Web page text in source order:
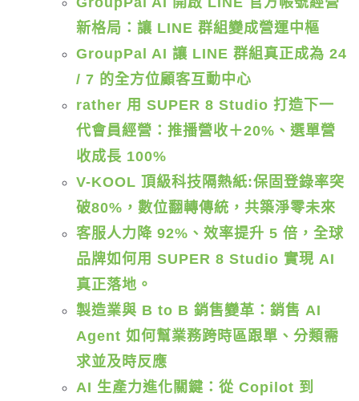
新格局：讓 LINE 群組變成營運中樞
GroupPal AI 讓 LINE 群組真正成為 24
/ 7 的全方位顧客互動中心
rather 用 SUPER 8 Studio 打造下一
代會員經營：推播營收＋20%、選單營
收成長 100%
V-KOOL 頂級科技隔熱紙:保固登錄率突
破80%，數位翻轉傳統，共築淨零未來
客服人力降 92%、效率提升 5 倍，全球
品牌如何用 SUPER 8 Studio 實現 AI
真正落地。
製造業與 B to B 銷售變革：銷售 AI
Agent 如何幫業務跨時區跟單、分類需
求並及時反應
AI 生產力進化關鍵：從 Copilot 到